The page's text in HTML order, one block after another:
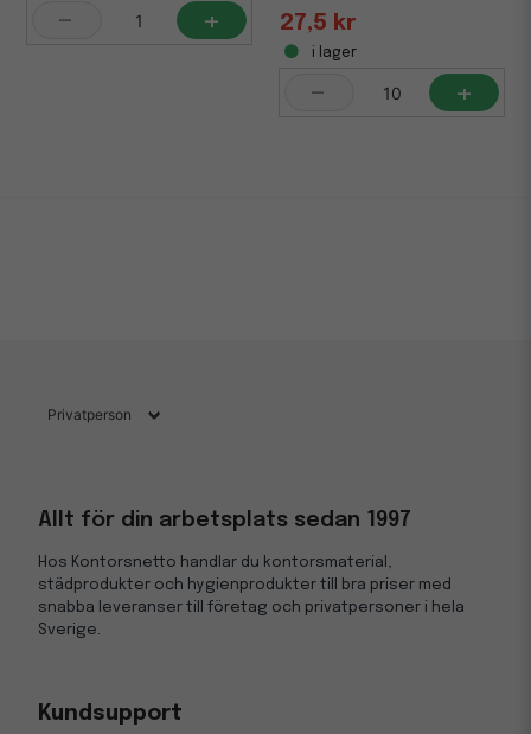
- + 27,5 kr
i lager
- +
Allt för din arbetsplats sedan 1997
Hos Kontorsnetto handlar du kontorsmaterial,
städprodukter och hygienprodukter till bra priser med
snabba leveranser till företag och privatpersoner i hela
Sverige.
Kundsupport